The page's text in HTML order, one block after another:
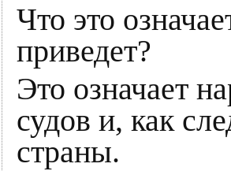
Что это
приведет?
Это означает
судов и, как
страны.